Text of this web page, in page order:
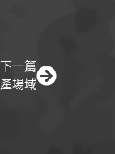
下一篇
場域